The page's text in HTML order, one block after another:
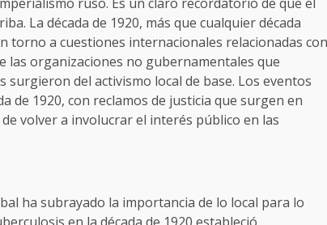
La década de 1920, más que cualquier década
torno a cuestiones internacionales relacionadas con
las organizaciones no gubernamentales que
del activismo local de base. Los eventos
de 1920, con reclamos de justicia que surgen en
volver a involucrar el interés público en las
ha subrayado la importancia de lo local para lo